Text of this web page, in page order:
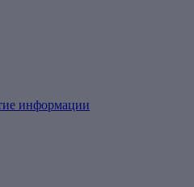
информации